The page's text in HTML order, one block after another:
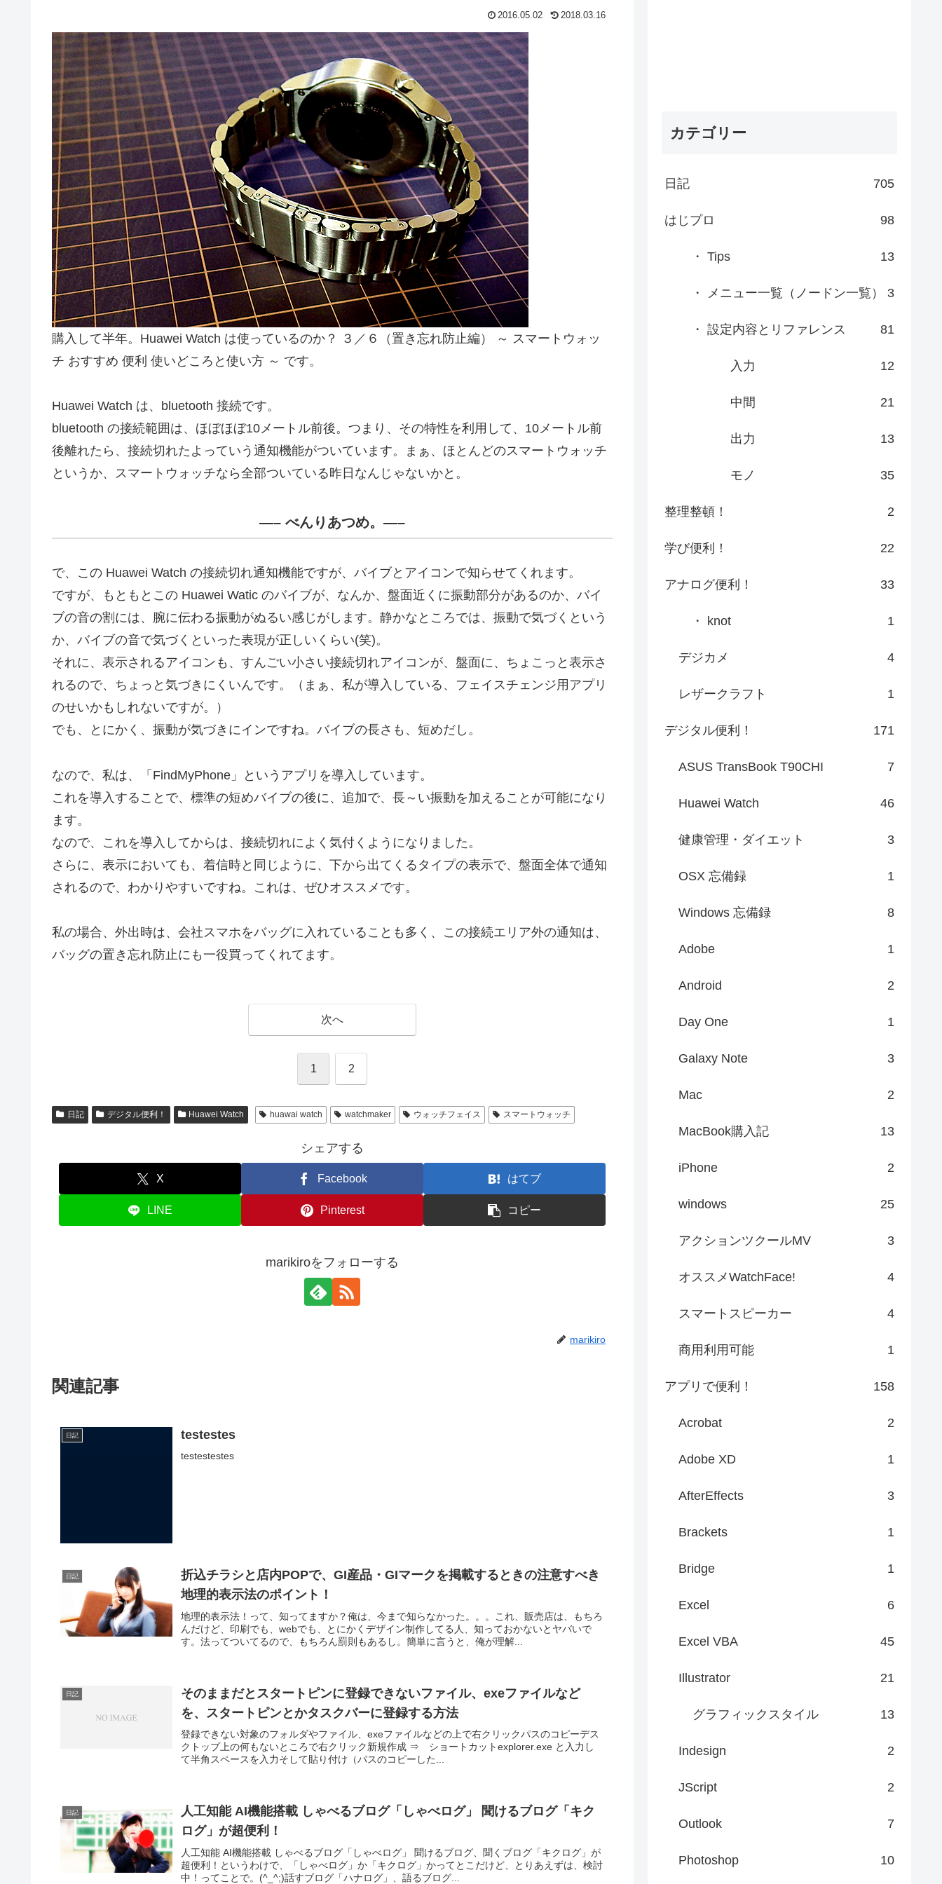
2016.05.02 2018.03.16
購入して半年。Huawei Watch は使っているのか？ ３／６（置き忘れ防止編） ～ スマートウォッ
チ おすすめ 便利 使いどころと使い方 ～ です。
Huawei Watch は、bluetooth 接続です。
bluetooth の接続範囲は、ほぼほぼ10メートル前後。つまり、その特性を利用して、10メートル前
後離れたら、接続切れたよっていう通知機能がついています。まぁ、ほとんどのスマートウォッチ
というか、スマートウォッチなら全部ついている昨日なんじゃないかと。
—– べんりあつめ。—–
で、この Huawei Watch の接続切れ通知機能ですが、バイブとアイコンで知らせてくれます。
ですが、もともとこの Huawei Watic のバイブが、なんか、盤面近くに振動部分があるのか、バイ
ブの音の割には、腕に伝わる振動がぬるい感じがします。静かなところでは、振動で気づくという
か、バイブの音で気づくといった表現が正しいくらい(笑)。
それに、表示されるアイコンも、すんごい小さい接続切れアイコンが、盤面に、ちょこっと表示さ
れるので、ちょっと気づきにくいんです。（まぁ、私が導入している、フェイスチェンジ用アプリ
のせいかもしれないですが。）
でも、とにかく、振動が気づきにインですね。バイブの長さも、短めだし。
なので、私は、「FindMyPhone」というアプリを導入しています。
これを導入することで、標準の短めバイブの後に、追加で、長～い振動を加えることが可能になり
ます。
なので、これを導入してからは、接続切れによく気付くようになりました。
さらに、表示においても、着信時と同じように、下から出てくるタイプの表示で、盤面全体で通知
されるので、わかりやすいですね。これは、ぜひオススメです。
私の場合、外出時は、会社スマホをバッグに入れていることも多く、この接続エリア外の通知は、
バッグの置き忘れ防止にも一役買ってくれてます。
次へ
1 2
日記 デジタル便利！ Huawei Watch huawai watch watchmaker ウォッチフェイス スマートウォッチ
シェアする
X Facebook はてブ
LINE Pinterest コピー
marikiroをフォローする
marikiro
関連記事
日記 testestes
testestestes
日記
折込チラシと店内POPで、GI産品・GIマークを掲載するときの注意すべき
地理的表示法のポイント！
地理的表示法！って、知ってますか？俺は、今まで知らなかった。。。これ、販売店は、もちろ
んだけど、印刷でも、webでも、とにかくデザイン制作してる人、知っておかないとヤバいで
す。法ってついてるので、もちろん罰則もあるし。簡単に言うと、俺が理解...
日記
そのままだとスタートピンに登録できないファイル、exeファイルなど
を、スタートピンとかタスクバーに登録する方法
登録できない対象のフォルダやファイル、exeファイルなどの上で右クリックパスのコピーデス
クトップ上の何もないところで右クリック新規作成 ⇒ ショートカットexplorer.exe と入力し
て半角スペースを入力そして貼り付け（パスのコピーした...
日記
人工知能 AI機能搭載 しゃべるブログ「しゃべログ」 聞けるブログ「キク
ログ」が超便利！
人工知能 AI機能搭載 しゃべるブログ「しゃべログ」 聞けるブログ、聞くブログ「キクログ」が
超便利！というわけで、「しゃべログ」か「キクログ」かってとこだけど、とりあえずは、検討
中！ってことで。(^_^;)話すブログ「ハナログ」、語るブログ...
カテゴリー
日記 705
はじプロ 98
・ Tips 13
・ メニュー一覧（ノードン一覧） 3
・ 設定内容とリファレンス 81
入力 12
中間 21
出力 13
モノ 35
整理整頓！ 2
学び便利！ 22
アナログ便利！ 33
・ knot 1
デジカメ 4
レザークラフト 1
デジタル便利！ 171
ASUS TransBook T90CHI 7
Huawei Watch 46
健康管理・ダイエット 3
OSX 忘備録 1
Windows 忘備録 8
Adobe 1
Android 2
Day One 1
Galaxy Note 3
Mac 2
MacBook購入記 13
iPhone 2
windows 25
アクションツクールMV 3
オススメWatchFace! 4
スマートスピーカー 4
商用利用可能 1
アプリで便利！ 158
Acrobat 2
Adobe XD 1
AfterEffects 3
Brackets 1
Bridge 1
Excel 6
Excel VBA 45
Illustrator 21
グラフィックスタイル 13
Indesign 2
JScript 2
Outlook 7
Photoshop 10